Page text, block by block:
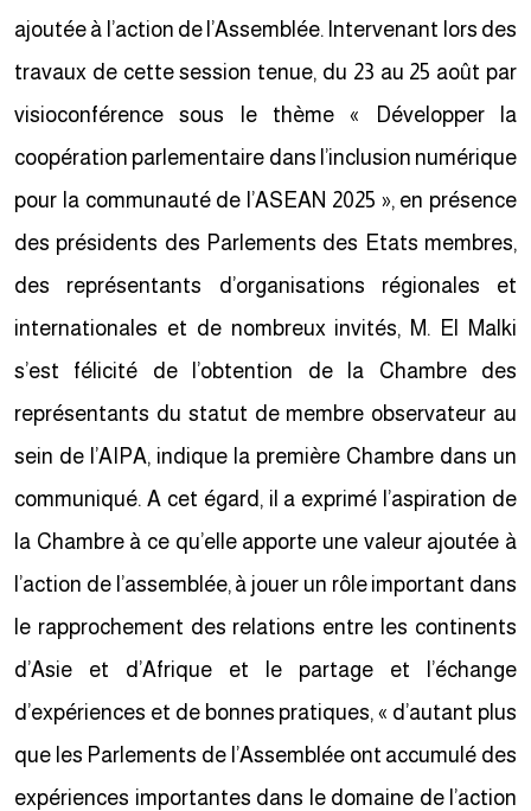
ajoutée à l’action de l’Assemblée. Intervenant lors des
travaux de cette session tenue, du 23 au 25 août par
visioconférence sous le thème « Développer la
coopération parlementaire dans l’inclusion numérique
pour la communauté de l’ASEAN 2025 », en présence
des présidents des Parlements des Etats membres,
des représentants d’organisations régionales et
internationales et de nombreux invités, M. El Malki
s’est félicité de l’obtention de la Chambre des
représentants du statut de membre observateur au
sein de l’AIPA, indique la première Chambre dans un
communiqué. A cet égard, il a exprimé l’aspiration de
la Chambre à ce qu’elle apporte une valeur ajoutée à
l’action de l’assemblée, à jouer un rôle important dans
le rapprochement des relations entre les continents
d’Asie et d’Afrique et le partage et l’échange
d’expériences et de bonnes pratiques, « d’autant plus
que les Parlements de l’Assemblée ont accumulé des
expériences importantes dans le domaine de l’action